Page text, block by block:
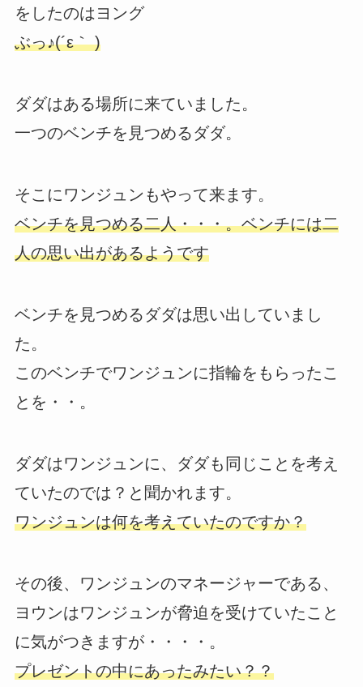
をしたのはヨング
ぶっ♪(´ε｀ )
ダダはある場所に来ていました。
一つのベンチを見つめるダダ。
そこにワンジュンもやって来ます。
ベンチを見つめる二人・・・。ベンチには二
人の思い出があるようです
ベンチを見つめるダダは思い出していまし
た。
このベンチでワンジュンに指輪をもらったこ
とを・・。
ダダはワンジュンに、ダダも同じことを考え
ていたのでは？と聞かれます。
ワンジュンは何を考えていたのですか？
その後、ワンジュンのマネージャーである、
ヨウンはワンジュンが脅迫を受けていたこと
に気がつきますが・・・・。
プレゼントの中にあったみたい？？